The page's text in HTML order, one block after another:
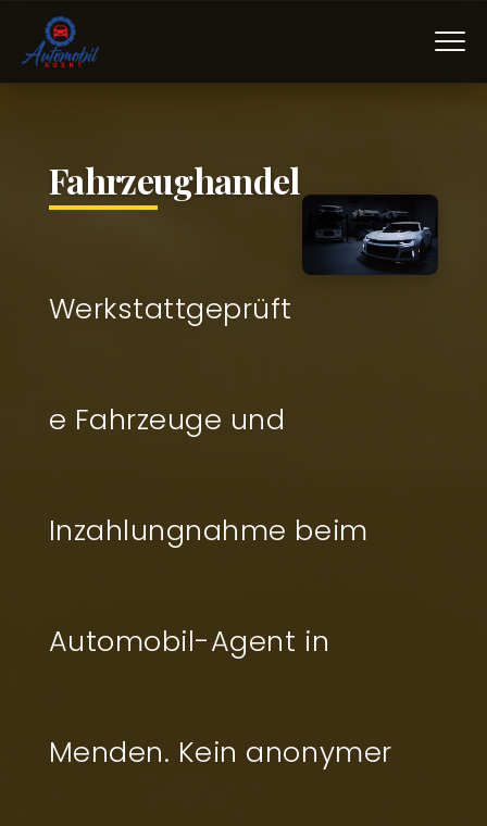
Fahrzeughandel
Werkstattgeprüft
e Fahrzeuge und
Inzahlungnahme beim
Automobil-Agent in
Menden. Kein anonymer